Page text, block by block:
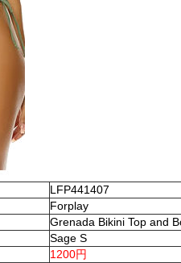
LFP441407
Forplay
Grenada Bikini Top and
Sage S
1200円